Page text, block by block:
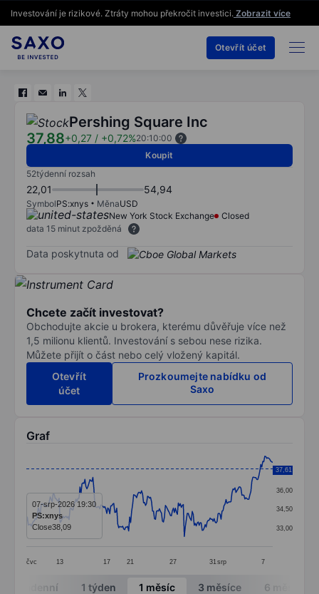
Investování je rizikové. Ztráty mohou překročit investici. Zobrazit více
Otevřít účet
Pershing Square Inc
37,88+0,27 / +0,72%20:10:00
Koupit
52týdenní rozsah
22,01 54,94
SymbolPS:xnys MěnaUSD
New York Stock Exchange
Closed
data 15 minut zpožděná
Data poskytnuta od
Chcete začít investovat?
Obchodujte akcie u brokera, kterému důvěřuje více než
1,5 milionu klientů. Investování s sebou nese rizika.
Můžete přijít o část nebo celý vložený kapitál.
Otevřít
účet
Prozkoumejte nabídku od
Saxo
Graf
Line chart with 249 data points.
The chart has 1 X axis displaying categories.
The chart has 1 Y axis displaying values. Data
čvc 13 17 21 27 31 srp 7
33,00
34,50
36,00
37,50
37,61
07-srp-2026 19:30
PS:xnys
Close38,09
End of interactive chart.
Intradenní 1 týden 1 měsíc 3 měsíce 6 měsíců